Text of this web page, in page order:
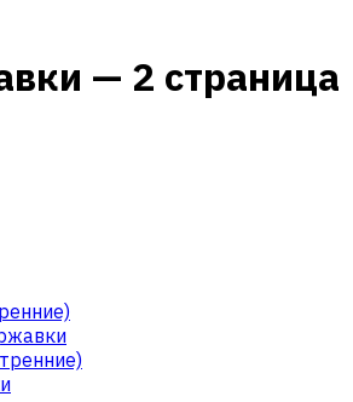
— 2 страница